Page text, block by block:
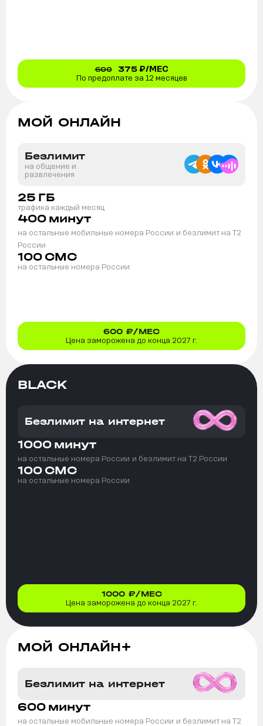
600 375₽/МЕС
По предоплате за 12 месяцев
МОЙ ОНЛАЙН
Безлимит
на общение и
развлечения
25 ГБ
трафика каждый месяц
400 минут
на остальные мобильные номера России и безлимит на T2
России
100 СМС
на остальные номера России
600 ₽/МЕС
Цена заморожена до конца 2027 г.
BLACK
Безлимит на интернет
1000 минут
на остальные номера России и безлимит на T2 России
100 СМС
на остальные номера России
1000 ₽/МЕС
Цена заморожена до конца 2027 г.
МОЙ ОНЛАЙН+
Безлимит на интернет
600 минут
на остальные мобильные номера России и безлимит на T2